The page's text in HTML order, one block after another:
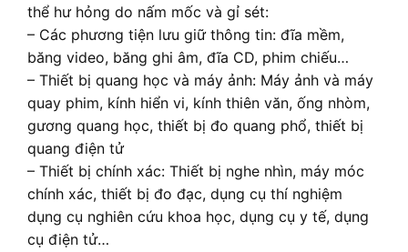
thể hư hỏng do nấm mốc và gỉ sét:
– Các phương tiện lưu giữ thông tin: đĩa mềm,
băng video, băng ghi âm, đĩa CD, phim chiếu…
– Thiết bị quang học và máy ảnh: Máy ảnh và máy
quay phim, kính hiển vi, kính thiên văn, ống nhòm,
gương quang học, thiết bị đo quang phổ, thiết bị
quang điện tử
– Thiết bị chính xác: Thiết bị nghe nhìn, máy móc
chính xác, thiết bị đo đạc, dụng cụ thí nghiệm
dụng cụ nghiên cứu khoa học, dụng cụ y tế, dụng
cụ điện tử…